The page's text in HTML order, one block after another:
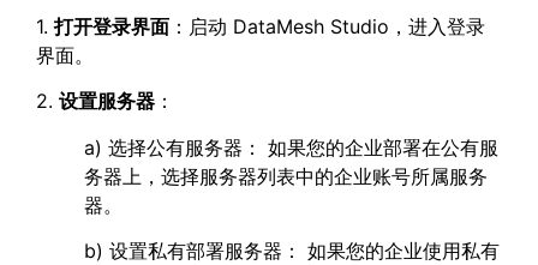
1.打开登录界面 ：启动 DataMesh Studio，进入登录
界面。
2. 设置服务器 ：
a) 选择公有服务器： 如果您的企业部署在公有服
务器上，选择服务器列表中的企业账号所属服务
器。
b) 设置私有部署服务器： 如果您的企业使用私有